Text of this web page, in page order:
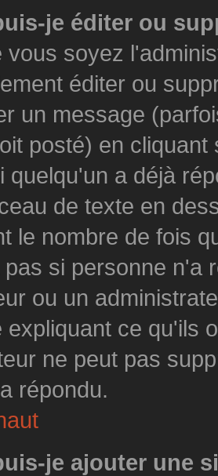
je éditer ou
vous soyez
éditer ou
un message
posté) en
quelqu'un a déjà
de texte en
le nombre de fois
si personne n'a
ou un
expliquant ce qu'ils
ne peut pas
répondu.
je ajouter une